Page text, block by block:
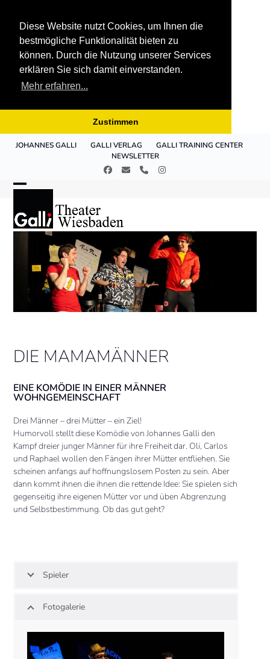
Diese Website nutzt Cookies, um Ihnen die
bestmögliche Funktionalität bieten zu
können. Durch die Nutzung unserer Services
erklären Sie sich damit einverstanden.
Mehr erfahren...
Zustimmen
JOHANNES GALLI GALLI VERLAG
GALLI TRAINING CENTER
NEWSLETTER
Facebook
E- TelefonInstagram
mobile
menu
mobile
menu
DIE MAMAMÄNNER
EINE KOMÖDIE IN EINER MÄNNER
WOHNGEMEINSCHAFT
Drei Männer – drei Mütter – ein Ziel!
Humorvoll stellt diese Komödie von Johannes Galli den
Kampf dreier junger Männer für ihre Freiheit dar. Oli, Carlos
und Raphael wollen den Fängen ihrer Mütter entfliehen. Sie
scheinen anfangs auf hoffnungslosem Posten zu sein. Aber
dann kommt ihnen die ihnen die rettende Idee: Sie spielen sich
gegenseitig ihre eigenen Mütter vor und üben Abgrenzung
und Selbstbestimmung. Ob das gut geht?
Spieler
Fotogalerie